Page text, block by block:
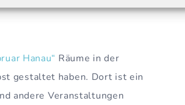
Hanau“ Räume in der
gestaltet haben. Dort ist ein
andere Veranstaltungen